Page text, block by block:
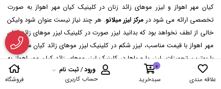
علاقه مندی
0
سبدخرید
ورود/ثبت نام
حساب کاربری
فروشگاه
کیان مهر اهواز و لیزر موهای زائد زنان در کلینیک کیان مهر اهواز به صورت
تخصصی ارائه می شود درمرکز لیزر میلانو. هر چند نیاز نیست عنوان شود ولیکن
خالی از لطف نخواهد بود که بدانید لیزر صورت در کلینیک لیزر موهای زائد کیان
مهر اهواز با قیمت مناسب، لیزر شکم در کلینیک لیزر موهای زائد کیان مهر اهواز
با بهترین تجهیزات، لیزر پا و پاها در کلینیک لیزر موهای زائد کیان مهر اهواز به
ساده ترین شکل ممکن، و نهایتا نیز خدمات کلینیک لیزر موهای زائد کیان مهر
اهواز به صورت همه جانبه می تواند در اختیار تان قرار گیرد تا رضایت خاطر تان